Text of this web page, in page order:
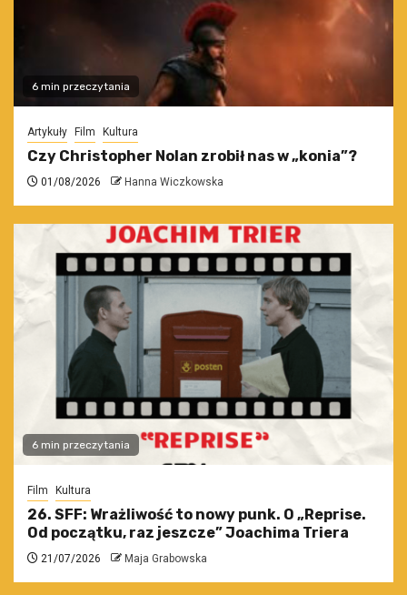
6 min przeczytania
Artykuły Film Kultura
Czy Christopher Nolan zrobił nas w „konia”?
01/08/2026 Hanna Wiczkowska
6 min przeczytania
Film Kultura
26. SFF: Wrażliwość to nowy punk. O „Reprise.
Od początku, raz jeszcze” Joachima Triera
21/07/2026 Maja Grabowska